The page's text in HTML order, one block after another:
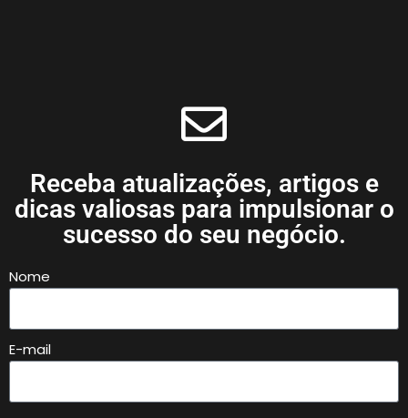
Receba atualizações, artigos e
dicas valiosas para impulsionar o
sucesso do seu negócio.
Nome
E-mail